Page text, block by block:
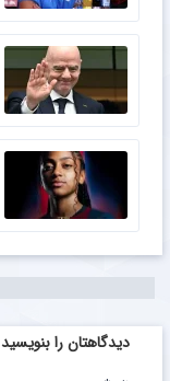
دیدگاهتان را بنویسید